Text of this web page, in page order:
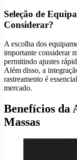
Seleção de
Considerar?
A escolha dos
importante considerar
permitindo ajustes
Além disso, a
rastreamento é
mercado.
Benefícios da
Massas